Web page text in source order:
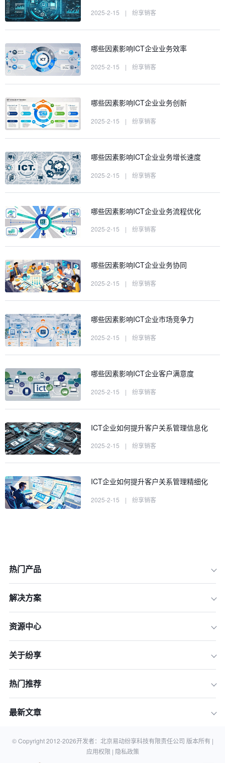
5.敏捷方法论
相关知识
2025-2-15 | 纷享销客
哪些因素影响ICT企业业务效率
2025-2-15 | 纷享销客
哪些因素影响ICT企业业务创新
2025-2-15 | 纷享销客
哪些因素影响ICT企业业务增长速度
2025-2-15 | 纷享销客
哪些因素影响ICT企业业务流程优化
2025-2-15 | 纷享销客
哪些因素影响ICT企业业务协同
2025-2-15 | 纷享销客
哪些因素影响ICT企业市场竞争力
2025-2-15 | 纷享销客
哪些因素影响ICT企业客户满意度
2025-2-15 | 纷享销客
ICT企业如何提升客户关系管理信息化
2025-2-15 | 纷享销客
ICT企业如何提升客户关系管理精细化
2025-2-15 | 纷享销客
热门产品
解决方案
资源中心
关于纷享
热门推荐
最新文章
© Copyright 2012-2026开发者：北京易动纷享科技有限责任公司 版本所有 |
应用权限 | 隐私政策